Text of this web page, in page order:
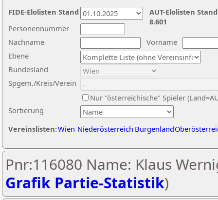
Nachname
Vorname
Ebene
Sortierung
Personennummer
Bundesland
Spgem./Kreis/Verein
Nur "österreichische" Spieler
Vereinslisten:Wien Niederösterreich Burgenland
AUT-Elolisten
8.601
FIDE-Elolisten Stand
Pnr:116080 Name: Klaus
Grafik Partie-Statistik)